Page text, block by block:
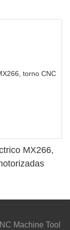
MX266,
Machine Tool